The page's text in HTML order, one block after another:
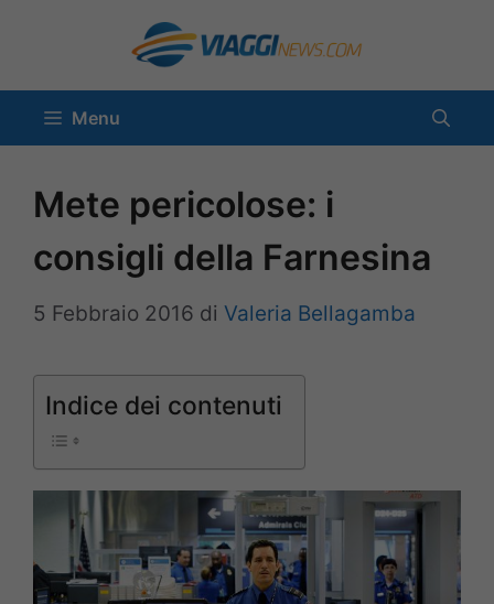
contenuto
Menu
Mete pericolose: i
consigli della Farnesina
5 Febbraio 2016 di Valeria Bellagamba
Indice dei contenuti